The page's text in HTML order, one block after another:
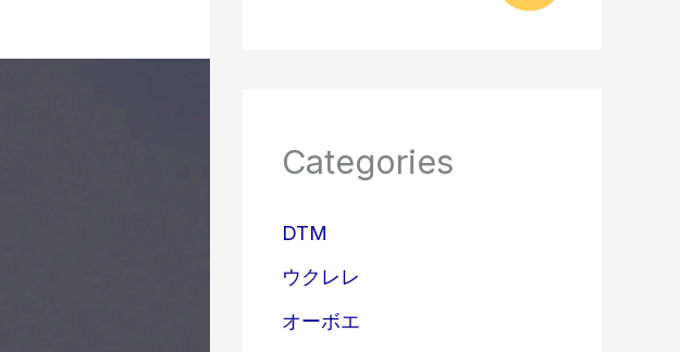
Categories
DTM
ウクレレ
オーボエ